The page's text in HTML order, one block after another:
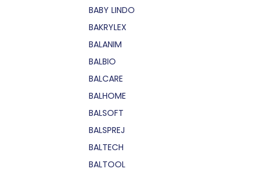
BABY LINDO
BAKRYLEX
BALANIM
BALBIO
BALCARE
BALHOME
BALSOFT
BALSPREJ
BALTECH
BALTOOL